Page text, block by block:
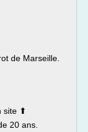
de Marseille.
site ⬆
20 ans.